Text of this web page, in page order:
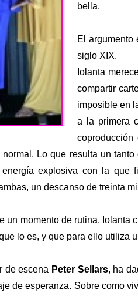
bella.
El argumento
siglo XIX.
Iolanta
compartir
imposible en
a la primera
Lo que resulta un
explosiva con la
un descanso de treinta
un momento de rutina.
lo es, y que para ello utiliza
de escena Peter Sellars, ha
de esperanza. Sobre como